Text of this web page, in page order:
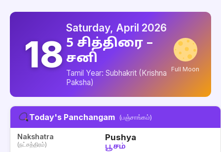
18
Saturday, April 2026
5 சித்திரை –
சனி
Tamil Year: Subhakrit (Krishna
Paksha)
Full Moon
Today's Panchangam (பஞ்சாங்கம்)
Nakshatra
(நட்சத்திரம்)
Pushya
பூசம்